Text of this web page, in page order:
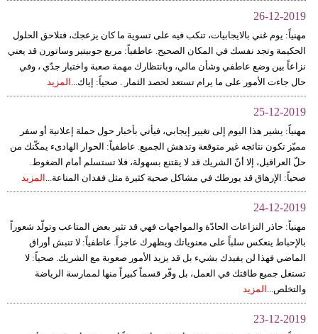
26-12-2019
مهنياً: يوم غني بالايجابيات، تنكب فيه على تسوية ما كان يزعجك، فتلاحق الحلول
الحكيمة وتجد نفسك في المكان الصحيح. عاطفياً: مربع جوبيتير وساتورن قد يعني
نزاعاً بين وضع عاطفي وشأن مالي، وبانتظارك مهمة صعبة واختبار جدّي ، وفي
حال جاءت الأمور على ما يرام تستعد لحصد الثمار . صحياً: إياك... المزيد
25-12-2019
مهنياً: يشير هذا اليوم إلى تغيير إيجابي، فيأتي بأخبار حول حملة إعلانية أو سفر
مميّز تكون نتائجه غير متوقعة وتدهش الجميع. عاطفياً: الحوار الهادىء يمكّنك من
حلّ العراقيل، إلا أنّ الشريك قد لا يقتنع بسهولة، فلا تستسلم أمام الضغوط.
صحياً: الإرهاق قد يورطك في مشاكل صحية كثيرة مثل فقدان المناعة... المزيد
24-12-2019
مهنياً: حاذر النزاعات الحادّة والمواجهات فهي قد تثير بعض المتاعب وتولّد شعوراً
بالإحباط ينعكس سلباً على معنوياتك ويظهرك عاجزاً. عاطفياً: لا تنبش أوراق
الماضي فهذا لن يفيدك بشيء بل قد يزيد الأمور صعوبة مع الشريك. صحياً: لا
تستغل جميع طاقتك في العمل، بل وفّر قسماً كبيراً منها لممارسة الرياضة
والتخلص... المزيد
23-12-2019